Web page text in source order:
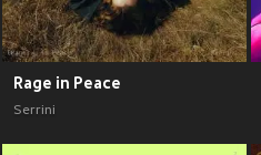
Rage in Peace
Serrini